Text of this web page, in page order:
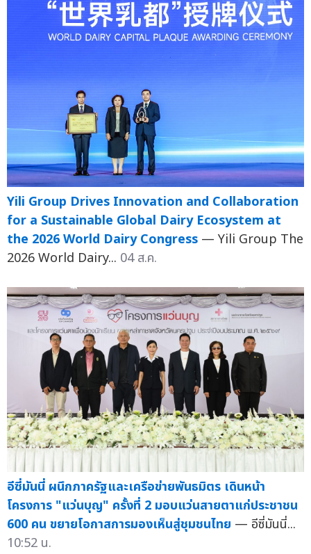
Yili Group Drives Innovation and Collaboration
for a Sustainable Global Dairy Ecosystem at
the 2026 World Dairy Congress — Yili Group The
2026 World Dairy... 04 ส.ค.
อีซี่มันนี่ ผนึกภาครัฐและเครือข่ายพันธมิตร เดินหน้า
โครงการ "แว่นบุญ" ครั้งที่ 2 มอบแว่นสายตาแก่ประชาชน
600 คน ขยายโอกาสการมองเห็นสู่ชุมชนไทย — อีซี่มันนี่...
10:52 น.